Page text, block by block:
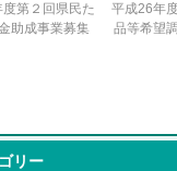
第２回県民た
助成事業募集
平成26年
品等希望
リー